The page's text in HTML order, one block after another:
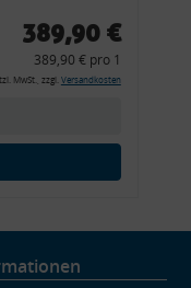
389,90 €
389,90 € pro 1
MwSt., zzgl. Versandkosten